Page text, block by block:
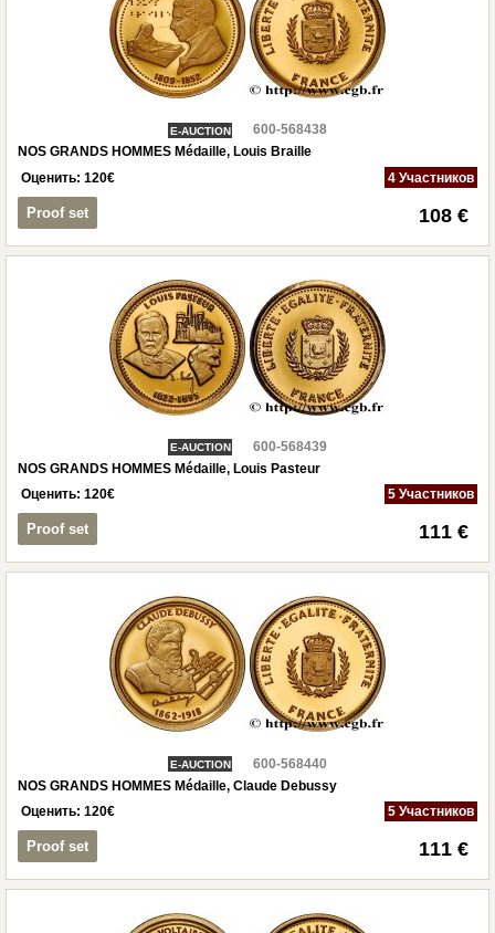
E-AUCTION
600-568438
NOS GRANDS HOMMES Médaille, Louis Braille
Оценить: 120€ 4 Участников
Proof set 108 €
E-AUCTION
600-568439
NOS GRANDS HOMMES Médaille, Louis Pasteur
Оценить: 120€ 5 Участников
Proof set 111 €
E-AUCTION
600-568440
NOS GRANDS HOMMES Médaille, Claude Debussy
Оценить: 120€ 5 Участников
Proof set 111 €